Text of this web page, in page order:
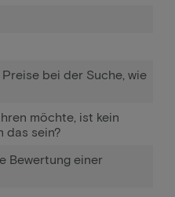
bei der Suche, wie
möchte, ist kein
das sein?
Bewertung einer